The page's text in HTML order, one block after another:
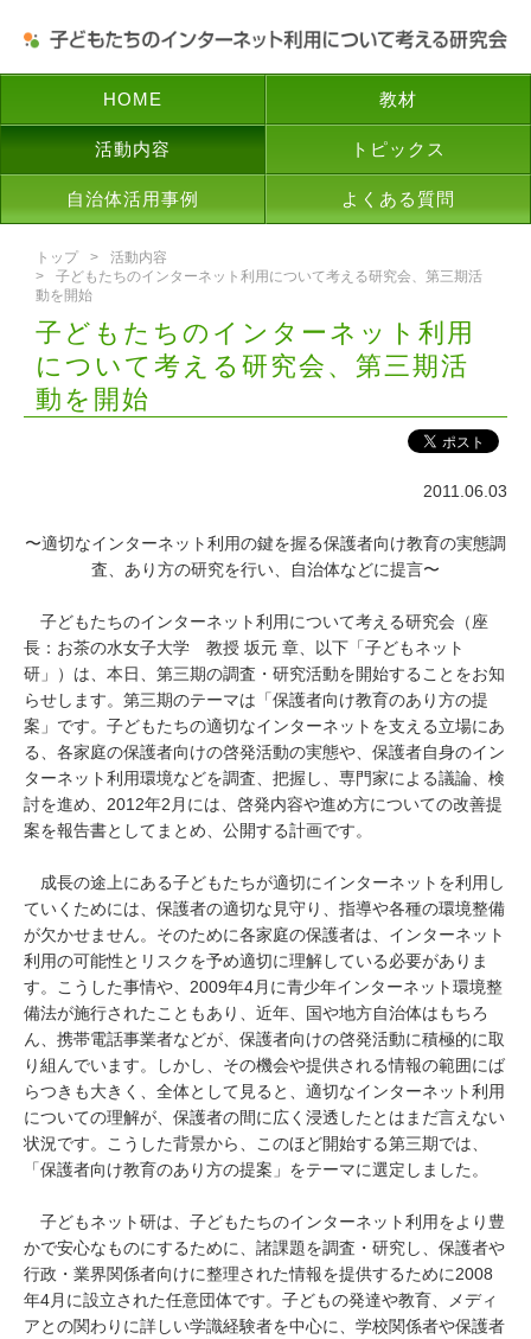
HOME 教材
活動内容 トピックス
自治体活用事例 よくある質問
トップ
活動内容
子どもたちのインターネット利用について考える研究会、第三期活
動を開始
子どもたちのインターネット利用
について考える研究会、第三期活
動を開始
2011.06.03
〜適切なインターネット利用の鍵を握る保護者向け教育の実態調
査、あり方の研究を行い、自治体などに提言〜
子どもたちのインターネット利用について考える研究会（座
長：お茶の水女子大学 教授 坂元 章、以下「子どもネット
研」）は、本日、第三期の調査・研究活動を開始することをお知
らせします。第三期のテーマは「保護者向け教育のあり方の提
案」です。子どもたちの適切なインターネットを支える立場にあ
る、各家庭の保護者向けの啓発活動の実態や、保護者自身のイン
ターネット利用環境などを調査、把握し、専門家による議論、検
討を進め、2012年2月には、啓発内容や進め方についての改善提
案を報告書としてまとめ、公開する計画です。
成長の途上にある子どもたちが適切にインターネットを利用し
ていくためには、保護者の適切な見守り、指導や各種の環境整備
が欠かせません。そのために各家庭の保護者は、インターネット
利用の可能性とリスクを予め適切に理解している必要がありま
す。こうした事情や、2009年4月に青少年インターネット環境整
備法が施行されたこともあり、近年、国や地方自治体はもちろ
ん、携帯電話事業者などが、保護者向けの啓発活動に積極的に取
り組んでいます。しかし、その機会や提供される情報の範囲にば
らつきも大きく、全体として見ると、適切なインターネット利用
についての理解が、保護者の間に広く浸透したとはまだ言えない
状況です。こうした背景から、このほど開始する第三期では、
「保護者向け教育のあり方の提案」をテーマに選定しました。
子どもネット研は、子どもたちのインターネット利用をより豊
かで安心なものにするために、諸課題を調査・研究し、保護者や
行政・業界関係者向けに整理された情報を提供するために2008
年4月に設立された任意団体です。子どもの発達や教育、メディ
アとの関わりに詳しい学識経験者を中心に、学校関係者や保護者